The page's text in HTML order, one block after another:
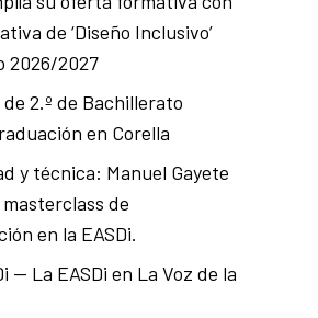
de ‘Diseño Inclusivo’
2026/2027
2.º de Bachillerato
en Corella
y técnica: Manuel Gayete
de
en la EASDi.
— La EASDi en La Voz de la